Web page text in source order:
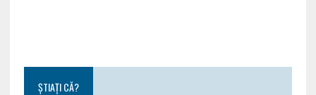
ȘTIAȚI CĂ?